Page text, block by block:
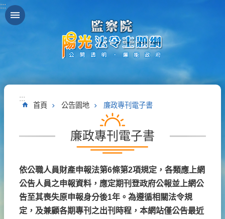
跳到主要內容區塊
:::
:::
首頁 公告園地 廉政專刊電子書
廉政專刊電子書
依公職人員財產申報法第6條第2項規定，各類應上網
公告人員之申報資料，應定期刊登政府公報並上網公
告至其喪失原申報身分後1年。為遵循相關法令規
定，及兼顧各期專刊之出刊時程，本網站僅公告最近